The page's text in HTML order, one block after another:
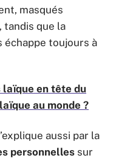
masqués
tandis que la
toujours à
laïque en tête du
au monde ?
aussi par la
personnelles sur